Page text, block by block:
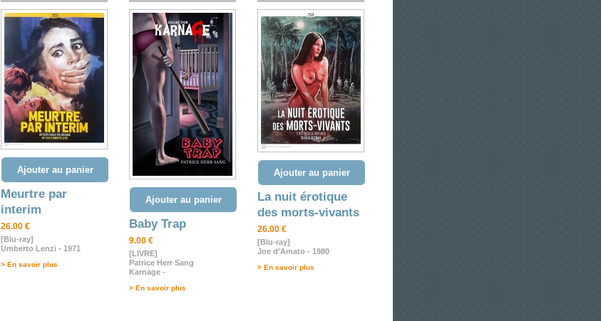
Ajouter au panier
Meurtre par
interim
26.00 €
[Blu-ray]
Umberto Lenzi - 1971
> En savoir plus
Ajouter au panier
Baby Trap
9.00 €
[LIVRE]
Patrice Herr Sang
Karnage -
> En savoir plus
Ajouter au panier
La nuit érotique
des morts-vivants
26.00 €
[Blu-ray]
Joe d'Amato - 1980
> En savoir plus